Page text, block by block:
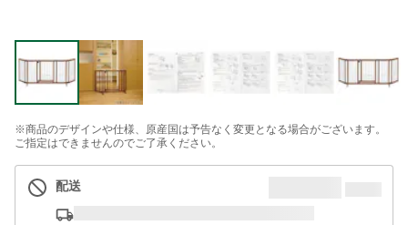
※商品のデザインや仕様、原産国は予告なく変更となる場合がございます。
ご指定はできませんのでご了承ください。
配送